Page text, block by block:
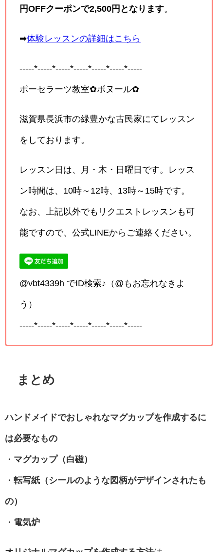
円OFFクーポンで2,500円となります
➡体験レッスンの詳細はこちら
-----*-----*-----*-----*-----*-----*-----
ポーセラーツ教室✿ボヌール✿
滋賀県長浜市の緑豊かな古民家にてレッスン
をしております。
レッスン日は、月・木・日曜日です。レッス
ン時間は、10時～12時、13時～15時です。
なお、上記以外でもリクエストレッスンも可
能ですので、公式LINEからご連絡ください。
@vbt4339h でID検索♪（@もお忘れなきよ
う）
-----*-----*-----*-----*-----*-----*-----
まとめ
ハンドメイドでおしゃれなマグカップを作成するに
は必要なもの
・ マグカップ（白磁）
・ 転写紙（シールのような図柄がデザインされたも
の）
・ 電気炉